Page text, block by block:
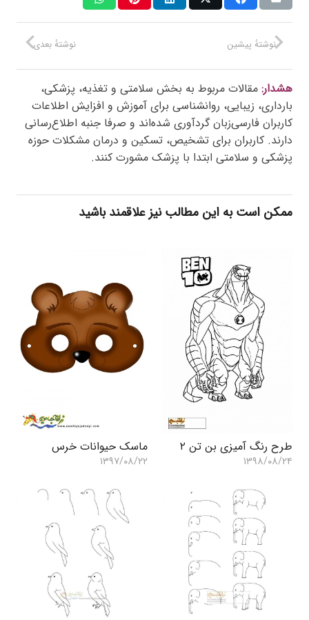
نوشتهٔ بعدی نوشتهٔ پیشین
هشدار: مقالات مربوط به بخش سلامتی و تغذیه، پزشکی،
بارداری، زیبایی، روانشناسی برای آموزش و افزایش اطلاعات
کاربران فارسی‌زبان گردآوری شده‌اند و صرفا جنبه اطلاع‌رسانی
دارند. کاربران برای تشخیص، تسکین و درمان مشکلات حوزه
پزشکی و سلامتی ابتدا با پزشک مشورت کنند.
ممکن است به این مطالب نیز علاقمند باشید
طرح رنگ آمیزی بن تن ۲
۱۳۹۸/۰۸/۲۴
ماسک حیوانات خرس
۱۳۹۷/۰۸/۲۲